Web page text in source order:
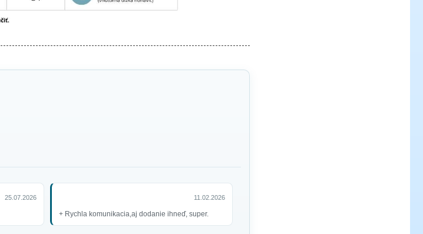
25.07.2026 11.02.2026
+ Rychla komunikacia,aj dodanie ihneď, super.